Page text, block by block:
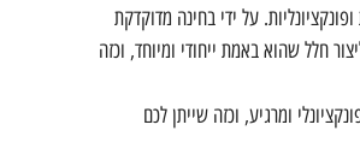
על ידי בחינה מדוקדקת
חלל שהוא באמת ייחודי ומיוחד, וכזה
ומרגיע, וכזה שייתן לכם